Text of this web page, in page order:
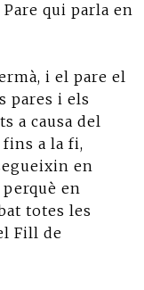
qui parla en
i el pare el
pares i els
a causa del
a la fi,
en
en
totes les
Fill de